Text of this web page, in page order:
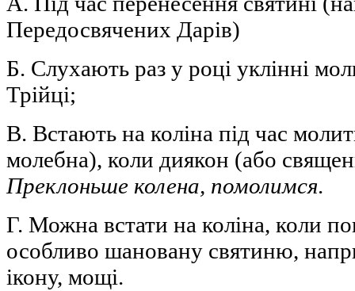
Передосвячених Дарів)
Б. Слухають раз у році уклінні
Трійці;
В. Встають на коліна під час
молебна), коли диякон (або
Преклоньше колена, помолимся.
Г. Можна встати на коліна, коли
особливо шановану святиню,
ікону, мощі.